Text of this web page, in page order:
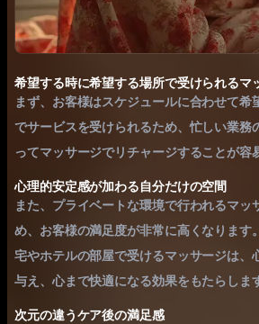
希望する時に希望する場所で受けられるマ
まず、お客様はスケジュールに合わせて希
でサービスを受けられるため、忙しい業務
ってマッサージでリチャージすることが容
心理的安定感が加わる自分だけの空間
また、プライベートな環境で行われるマッ
め、お客様の満足度が非常に高くなります
宅やホテルの部屋で受けるマッサージは、
与え、心まで快適になる効果をもたらしま
次元の違うケア後の満足感